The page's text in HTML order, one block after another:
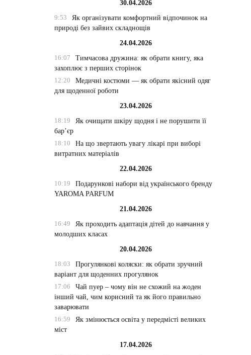
30.04.2026
9:53
Як організувати комфортний відпочинок на
природі без зайвих складнощів
24.04.2026
16:07
Тимчасова дружина: як обрати книгу, яка
захоплює з перших сторінок
12:20
Медичні костюми — як обрати якісний одяг
для щоденної роботи
23.04.2026
18:19
Як очищати шкіру щодня і не порушити її
бар’єр
18:10
На що звертають увагу лікарі при виборі
витратних матеріалів
22.04.2026
10:19
Подарункові набори від українського бренду
YAROMA PARFUM
21.04.2026
16:49
Як проходить адаптація дітей до навчання у
молодших класах
20.04.2026
18:03
Прогулянкові коляски: як обрати зручний
варіант для щоденних прогулянок
17:06
Чай пуер – чому він не схожий на жоден
інший чай, чим корисний та як його правильно
заварювати
16:59
Як змінюється освіта у передмісті великих
міст
17.04.2026